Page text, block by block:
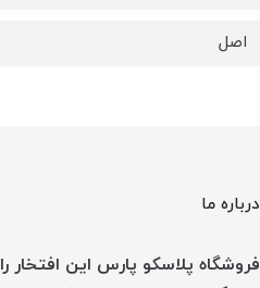
اصل
درباره ما
فروشگاه پلاسکو پارس این افتخار را